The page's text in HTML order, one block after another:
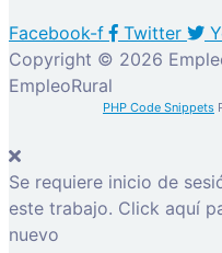
Facebook-f Twitter
Copyright © 2026
EmpleoRural
PHP Code Snippets
Se requiere inicio de
este trabajo. Click aquí
nuevo